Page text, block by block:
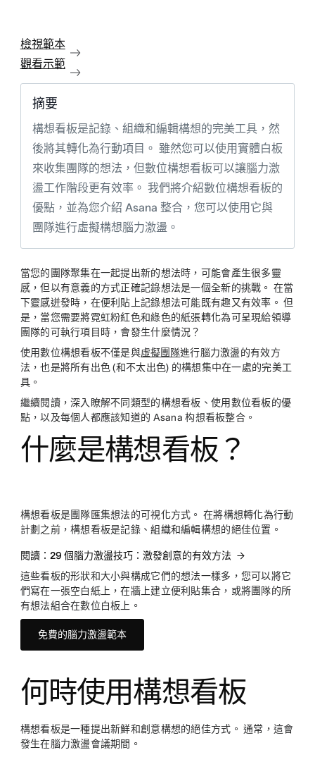
檢視範本
觀看示範
摘要
構想看板是記錄、組織和編輯構想的完美工具，然
後將其轉化為行動項目。 雖然您可以使用實體白板
來收集團隊的想法，但數位構想看板可以讓腦力激
盪工作階段更有效率。 我們將介紹數位構想看板的
優點，並為您介紹 Asana 整合，您可以使用它與
團隊進行虛擬構想腦力激盪。
當您的團隊聚集在一起提出新的想法時，可能會產生很多靈
感，但以有意義的方式正確記錄想法是一個全新的挑戰。 在當
下靈感迸發時，在便利貼上記錄想法可能既有趣又有效率。 但
是，當您需要將霓虹粉紅色和綠色的紙張轉化為可呈現給領導
團隊的可執行項目時，會發生什麼情況？
使用數位構想看板不僅是與虛擬團隊進行腦力激盪的有效方
法，也是將所有出色 (和不太出色) 的構想集中在一處的完美工
具。
繼續閱讀，深入瞭解不同類型的構想看板、使用數位看板的優
點，以及每個人都應該知道的 Asana 构想看板整合。
什麼是構想看板？
構想看板是團隊匯集想法的可視化方式。 在將構想轉化為行動
計劃之前，構想看板是記錄、組織和編輯構想的絕佳位置。
閱讀：29 個腦力激盪技巧：激發創意的有效方法
這些看板的形狀和大小與構成它們的想法一樣多，您可以將它
們寫在一張空白紙上，在牆上建立便利貼集合，或將團隊的所
有想法組合在數位白板上。
免費的腦力激盪範本
何時使用構想看板
構想看板是一種提出新鮮和創意構想的絕佳方式。 通常，這會
發生在腦力激盪會議期間。